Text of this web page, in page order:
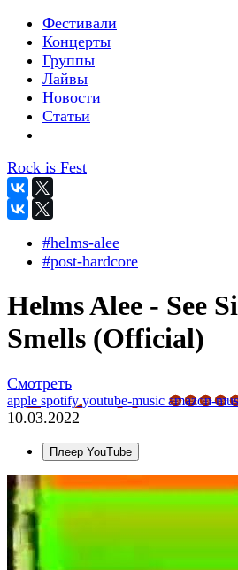
Фестивали
Концерты
Группы
Лайвы
Новости
Статьи
Rock is Fest
#helms-alee
#post-hardcore
Helms Alee - See
Smells (Official)
Смотреть
apple spotifyyoutube-music amazon-
10.03.2022
Плеер YouTube